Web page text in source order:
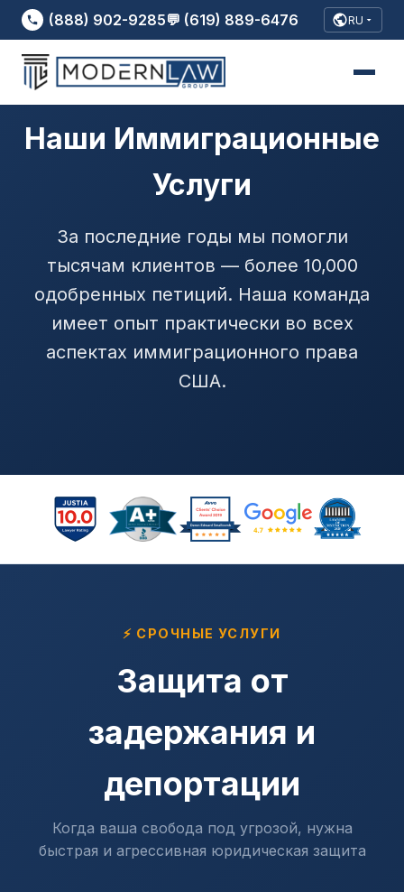
(888) 902-9285💬 (619) 889-6476 RU
Наши Иммиграционные
Услуги
За последние годы мы помогли
тысячам клиентов — более 10,000
одобренных петиций. Наша команда
имеет опыт практически во всех
аспектах иммиграционного права
США.
⚡ СРОЧНЫЕ УСЛУГИ
Защита от
задержания и
депортации
Когда ваша свобода под угрозой, нужна
быстрая и агрессивная юридическая защита